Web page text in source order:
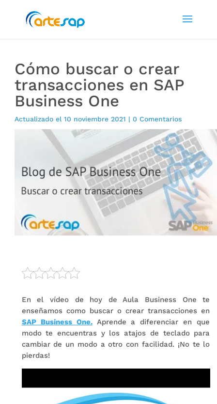
Cómo buscar o crear
transacciones en SAP
Business One
Actualizado el 10 noviembre 2021 | 0 Comentarios
En el vídeo de hoy de Aula Business One te
enseñamos como buscar o crear transacciones en
SAP Business One.Aprende a diferenciar en que
modo te encuentras y los atajos de teclado para
cambiar de un modo a otro con facilidad. ¡No te lo
pierdas!